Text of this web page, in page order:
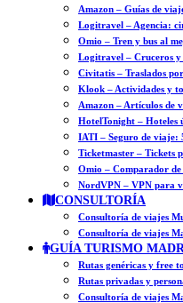
Amazon – Guías de
Logitravel – Agencia:
Omio – Tren y bus al
Logitravel – Cruceros y
Civitatis – Traslados
Klook – Actividades y
Amazon – Artículos de
HotelTonight –
IATI – Seguro de viaje:
Ticketmaster – Tickets
Omio – Comparador
NordVPN – VPN para
CONSULTORÍA
Consultoría de viajes
Consultoría de viajes
GUÍA TURISMO
Rutas genéricas y free
Rutas privadas y
Consultoría de viajes